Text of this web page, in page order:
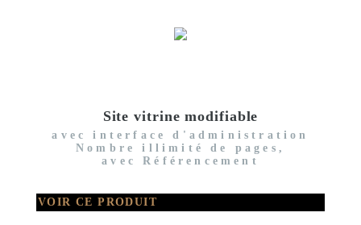
Site vitrine modifiable
avec interface d'administration
Nombre illimité de pages,
avec Référencement
VOIR CE PRODUIT